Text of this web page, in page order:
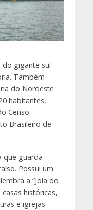
do gigante sul-
Também
do Nordeste
habitantes,
Censo
Brasileiro de
que guarda
Possui um
a “Joia do
históricas,
e igrejas